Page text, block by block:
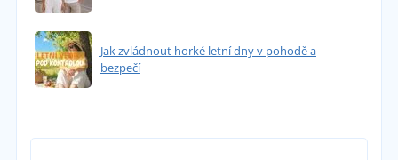
Jak zvládnout horké letní dny v pohodě a
bezpečí